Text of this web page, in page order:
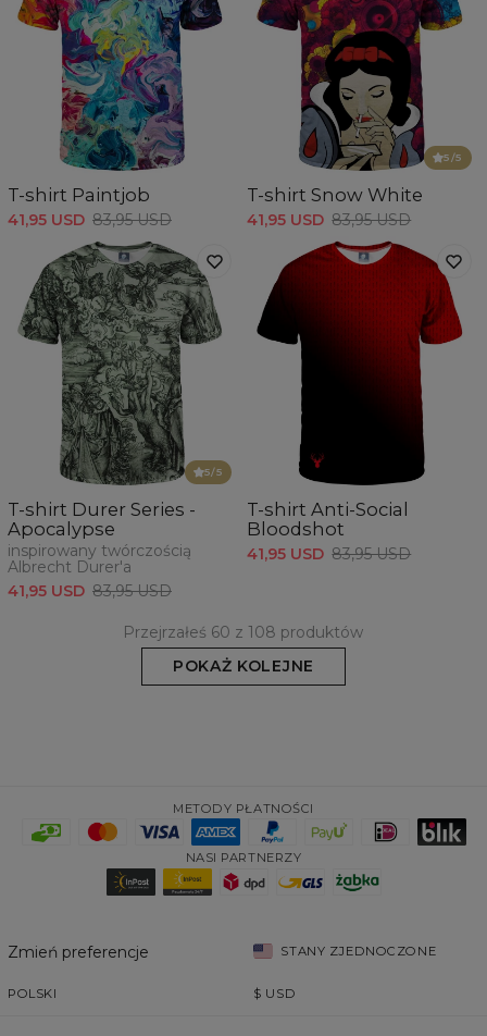
T-shirt Paintjob
41,95 USD 83,95 USD
5/5
T-shirt Snow White
41,95 USD 83,95 USD
5/5
T-shirt Durer Series -
Apocalypse
inspirowany twórczością
Albrecht Durer'a
41,95 USD 83,95 USD
T-shirt Anti-Social
Bloodshot
41,95 USD 83,95 USD
Przejrzałeś 60 z 108 produktów
POKAŻ KOLEJNE
METODY PŁATNOŚCI
NASI PARTNERZY
Zmień preferencje STANY ZJEDNOCZONE
POLSKI $ USD